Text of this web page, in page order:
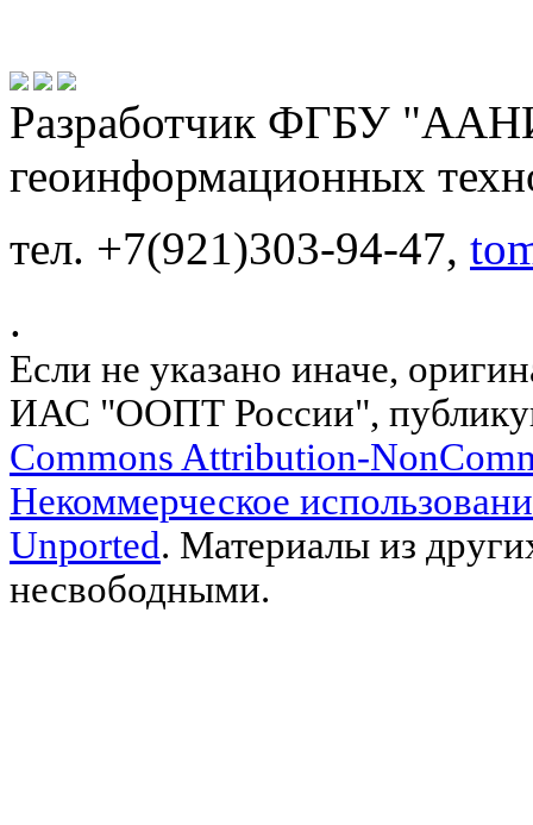
Разработчик ФГБУ
геоинформационных
тел. +7(921)303-94-47,
.
Если не указано иначе,
ИАС "ООПТ России",
Commons Attribution-
Некоммерческое
Unported. Материалы из
несвободными.